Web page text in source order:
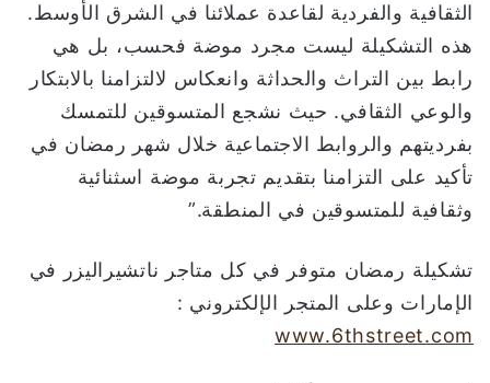
الثقافية والفردية لقاعدة عملائنا في الشرق الأوسط.
هذه التشكيلة ليست مجرد موضة فحسب، بل هي
رابط بين التراث والحداثة وانعكاس لالتزامنا بالابتكار
والوعي الثقافي. حيث نشجع المتسوقين للتمسك
بفرديتهم والروابط الاجتماعية خلال شهر رمضان في
تأكيد على التزامنا بتقديم تجربة موضة اسثنائية
وثقافية للمتسوقين في المنطقة.”
تشكيلة رمضان متوفر في كل متاجر ناتشيراليزر في
الإمارات وعلى المتجر الإلكتروني :
www.6thstreet.com